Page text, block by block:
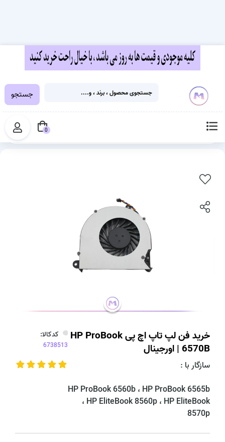
خانه خرید فن لپ تاپ اچ پی HP ProBook 6570B | اورجینال
خرید فن لپ تاپ اچ پی HP ProBook
6570B | اورجینال
سازگار با :
HP ProBook 6560b ، HP ProBook 6565b
، HP EliteBook 8560p ، HP EliteBook
8570p
کدکالا:
جستجو
0